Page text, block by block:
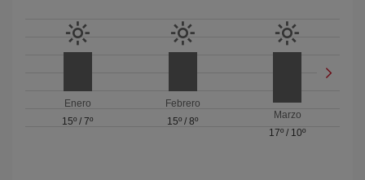
Enero
15º /7º
Febrero
15º / 8º
Marzo
17º / 10º